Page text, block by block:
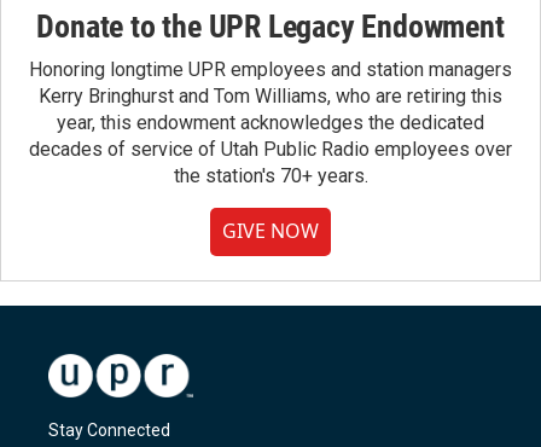
Donate to the UPR Legacy Endowment
Honoring longtime UPR employees and station managers
Kerry Bringhurst and Tom Williams, who are retiring this
year, this endowment acknowledges the dedicated
decades of service of Utah Public Radio employees over
the station's 70+ years.
GIVE NOW
Stay Connected